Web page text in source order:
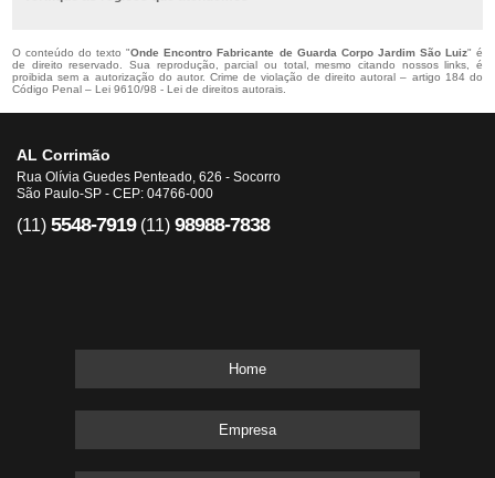
O conteúdo do texto "Onde Encontro Fabricante de Guarda Corpo Jardim São Luiz" é
de direito reservado. Sua reprodução, parcial ou total, mesmo citando nossos links, é
proibida sem a autorização do autor. Crime de violação de direito autoral – artigo 184 do
Código Penal –Lei 9610/98 - Lei de direitos autorais
AL Corrimão
Rua Olívia Guedes Penteado, 626 - Socorro
São Paulo-SP - CEP: 04766-000
(11) 5548-7919 (11) 98988-7838
Home
Empresa